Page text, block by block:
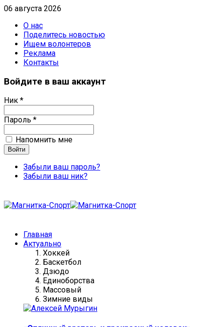
06 августа 2026
О нас
Поделитесь новостью
Ищем волонтеров
Реклама
Контакты
Войдите в ваш аккаунт
Ник *
Пароль *
Напомнить мне
Забыли ваш пароль?
Забыли ваш ник?
Главная
Актуально
Хоккей
Баскетбол
Дзюдо
Единоборства
Массовый
Зимние виды